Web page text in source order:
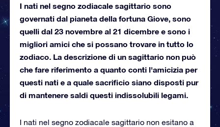
I nati nel segno zodiacale sagittario sono
governati dal pianeta della fortuna Giove, sono
quelli dal 23 novembre al 21 dicembre e sono i
migliori amici che si possano trovare in tutto lo
zodiaco. La descrizione di un sagittario non può
che fare riferimento a quanto conti l'amicizia per
questi nati e a quale sacrificio siano disposti pur
di mantenere saldi questi indissolubili legami.
I nati nel segno zodiacale sagittario non esitano a